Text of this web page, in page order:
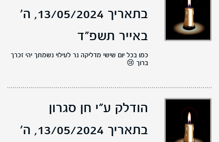
בתאריך 13/05/2024,
ה'
באייר תשפ"ד
כמו בכל יום שישי מדליקה נר לעילוי נשמתך יהי זכרך
ברוך 😢
הודלק ע"י חן סגרון
בתאריך 13/05/2024,
ה'